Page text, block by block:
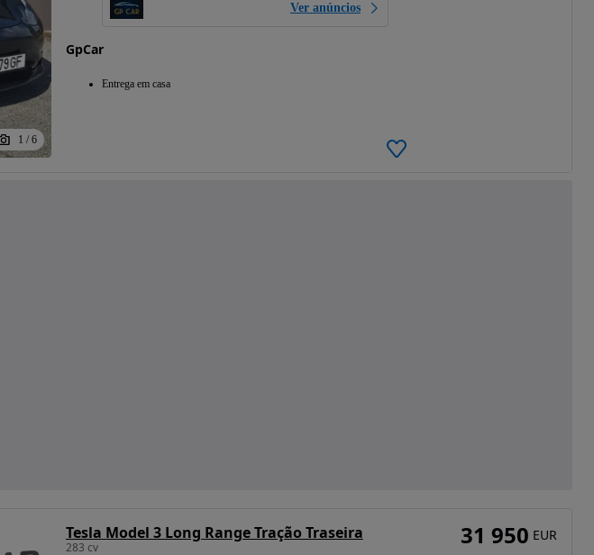
1 / 6
Ver anúncios
GpCar
Entrega em casa
Tesla Model 3 Long Range Tração Traseira
283 cv 31 950 EUR